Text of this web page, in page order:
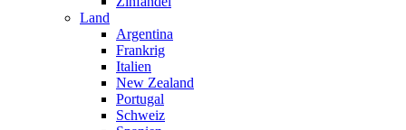
Land
Argentina
Frankrig
Italien
New Zealand
Portugal
Schweiz